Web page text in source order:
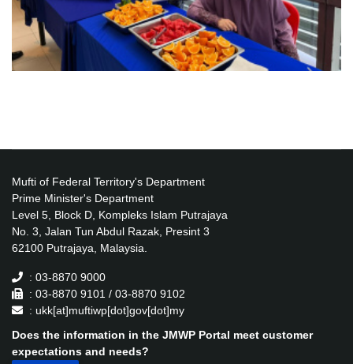
Mufti of Federal Territory's Department
Prime Minister's Department
Level 5, Block D, Kompleks Islam Putrajaya
No. 3, Jalan Tun Abdul Razak, Presint 3
62100 Putrajaya, Malaysia.
: 03-8870 9000
: 03-8870 9101 / 03-8870 9102
: ukk[at]muftiwp[dot]gov[dot]my
Does the information in the JMWP Portal meet customer
expectations and needs?